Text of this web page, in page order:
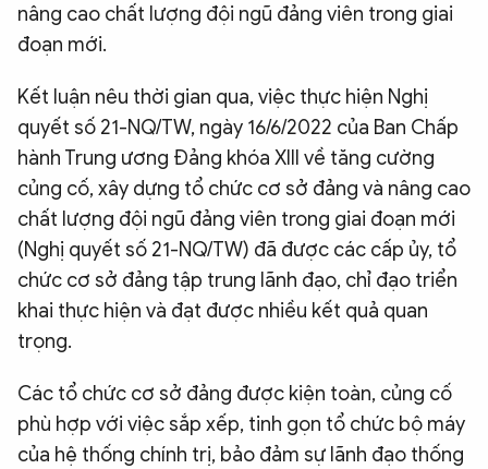
nâng cao chất lượng đội ngũ đảng viên trong giai
đoạn mới.
Kết luận nêu thời gian qua, việc thực hiện Nghị
quyết số 21-NQ/TW, ngày 16/6/2022 của Ban Chấp
hành Trung ương Đảng khóa XIII về tăng cường
củng cố, xây dựng tổ chức cơ sở đảng và nâng cao
chất lượng đội ngũ đảng viên trong giai đoạn mới
(Nghị quyết số 21-NQ/TW) đã được các cấp ủy, tổ
chức cơ sở đảng tập trung lãnh đạo, chỉ đạo triển
khai thực hiện và đạt được nhiều kết quả quan
trọng.
Các tổ chức cơ sở đảng được kiện toàn, củng cố
phù hợp với việc sắp xếp, tinh gọn tổ chức bộ máy
của hệ thống chính trị, bảo đảm sự lãnh đạo thống